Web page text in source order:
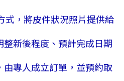
式，將皮件狀況照片提供給
新後程度、預計完成日期
專人成立訂單，並預約取